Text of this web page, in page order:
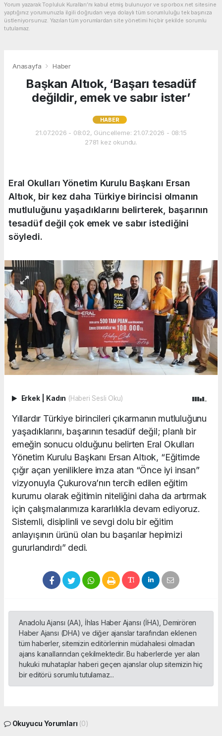
Yorum yazarak Topluluk Kuralları’nı kabul etmiş bulunuyor ve sporbox.net sitesine
yaptığınız yorumunuzla ilgili doğrudan veya dolaylı tüm sorumluluğu tek başınıza
üstleniyorsunuz. Yazılan tüm yorumlardan site yönetimi hiçbir şekilde sorumlu
tutulamaz.
Anasayfa Haber
Başkan Altıok, ‘Başarı tesadüf
değildir, emek ve sabır ister’
HABER
21.07.2026 - 08:02, Güncelleme: 21.07.2026 - 08:15
2781 kez okundu.
Eral Okulları Yönetim Kurulu Başkanı Ersan
Altıok, bir kez daha Türkiye birincisi olmanın
mutluluğunu yaşadıklarını belirterek, başarının
tesadüf değil çok emek ve sabır istediğini
söyledi.
Erkek Kadın (Haberi Sesli Oku)
Yıllardır Türkiye birincileri çıkarmanın mutluluğunu
yaşadıklarını, başarının tesadüf değil; planlı bir
emeğin sonucu olduğunu belirten Eral Okulları
Yönetim Kurulu Başkanı Ersan Altıok, “Eğitimde
çığır açan yeniliklere imza atan “Önce iyi insan”
vizyonuyla Çukurova’nın tercih edilen eğitim
kurumu olarak eğitimin niteliğini daha da artırmak
için çalışmalarımıza kararlılıkla devam ediyoruz.
Sistemli, disiplinli ve sevgi dolu bir eğitim
anlayışının ürünü olan bu başarılar hepimizi
gururlandırdı” dedi.
Anadolu Ajansı (AA), İhlas Haber Ajansı (İHA), Demirören
Haber Ajansı (DHA) ve diğer ajanslar tarafından eklenen
tüm haberler, sitemizin editörlerinin müdahalesi olmadan
ajans kanallarından çekilmektedir. Bu haberlerde yer alan
hukuki muhataplar haberi geçen ajanslar olup sitemizin hiç
bir editörü sorumlu tutulamaz...
Okuyucu Yorumları (0)